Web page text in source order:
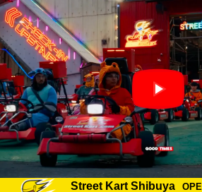
Street Kart Shibuya